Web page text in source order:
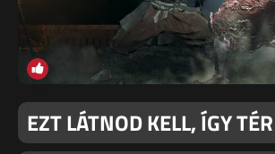
EZT LÁTNOD KELL, ÍGY